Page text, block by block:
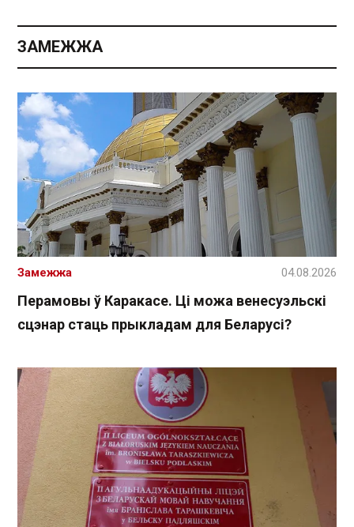
ЗАМЕЖЖА
Перамовы ў Каракасе. Ці можа венесуэльскі
сцэнар стаць прыкладам для Беларусі?
Замежжа 04.08.2026